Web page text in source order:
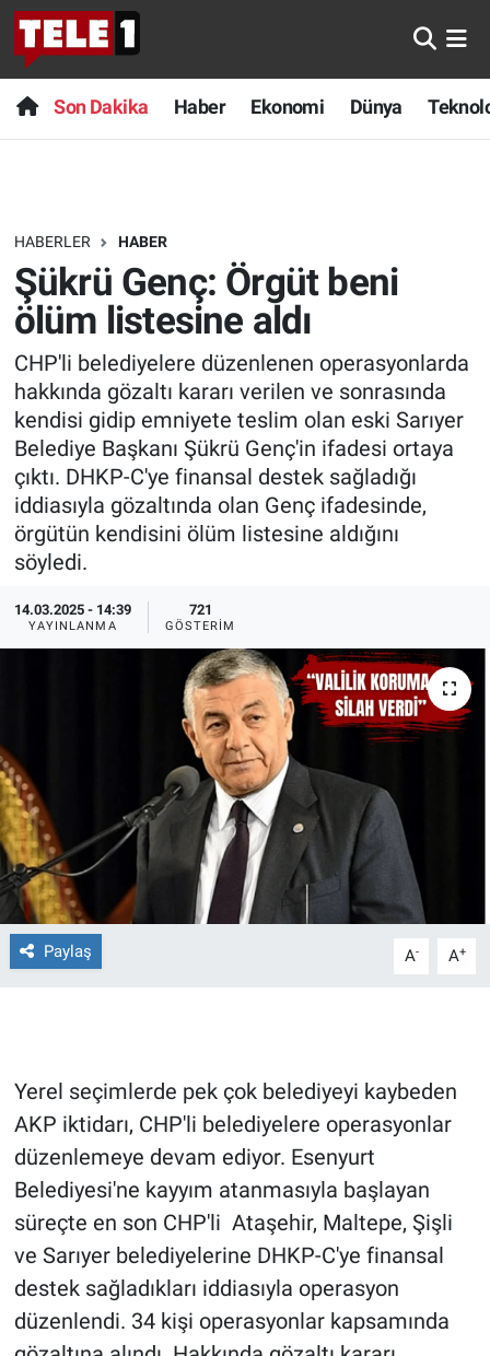
Son Dakika Haber Ekonomi Dünya
HABERLER HABER
Şükrü Genç: Örgüt beni
ölüm listesine aldı
CHP'li belediyelere düzenlenen operasyonlarda
hakkında gözaltı kararı verilen ve sonrasında
kendisi gidip emniyete teslim olan eski Sarıyer
Belediye Başkanı Şükrü Genç'in ifadesi ortaya
çıktı. DHKP-C'ye finansal destek sağladığı
iddiasıyla gözaltında olan Genç ifadesinde,
örgütün kendisini ölüm listesine aldığını
söyledi.
14.03.2025 - 14:39
YAYINLANMA
721
GÖSTERIM
Paylaş A- A+
Yerel seçimlerde pek çok belediyeyi kaybeden
AKP iktidarı, CHP'li belediyelere operasyonlar
düzenlemeye devam ediyor. Esenyurt
Belediyesi'ne kayyım atanmasıyla başlayan
süreçte en son CHP'li Ataşehir, Maltepe, Şişli
ve Sarıyer belediyelerine DHKP-C'ye finansal
destek sağladıkları iddiasıyla operasyon
düzenlendi. 34 kişi operasyonlar kapsamında
Anında Manşet
Başka Sohbetler
Bilim turu
Bilim ve Teknoloji Evreni
Doğa Konuşuyor
Dünya
Ege Saati
Ege'den Esintiler
Gerçeğin İzinde
Gün Başlıyor
Gün Bitiyor
Gün Ortası
Günün görüntüsü
Haber
İlan
Kimdir
Koronavirüs
Son Dakika
Haber
Dünya
Teknoloji
Sağlık
Spor
Yayın Akışı
İletişim
Nöbetçi Eczaneler
Hava Durumu
Trafik Durumu
Süper Lig Puan Durumu ve Fikstür
Tüm Manşetler
Son Dakika Haberleri
Haber Arşivi